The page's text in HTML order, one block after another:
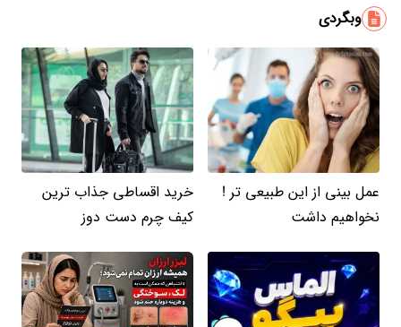
وبگردی
عمل بینی از این طبیعی تر !
نخواهیم داشت
خرید اقساطی جذاب ترین
کیف چرم دست دوز